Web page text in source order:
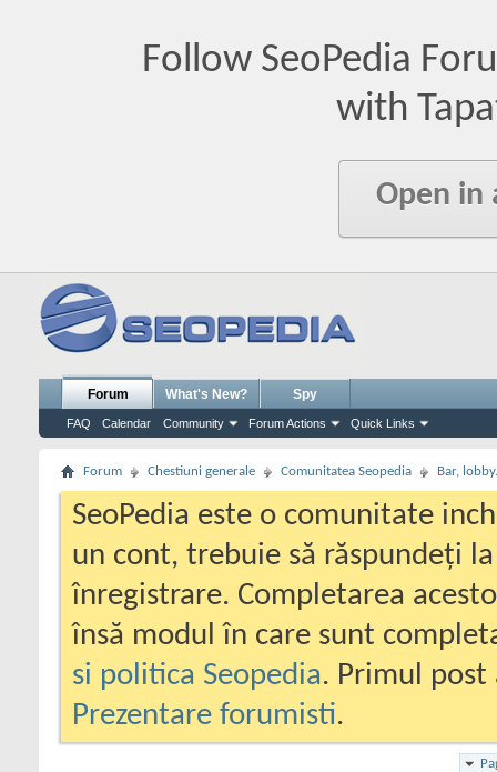
Follow SeoPedia
with
Open in
Forum
FAQ Calendar Community Forum Actions Quick Links
What's New? Spy
Forum Chestiuni generale Comunitatea Seopedia Bar,
SeoPedia este o comunitate
un cont, trebuie să răspundeți
înregistrare. Completarea
însă modul în care sunt
si politica Seopedia. Primul
Prezentare forumisti.